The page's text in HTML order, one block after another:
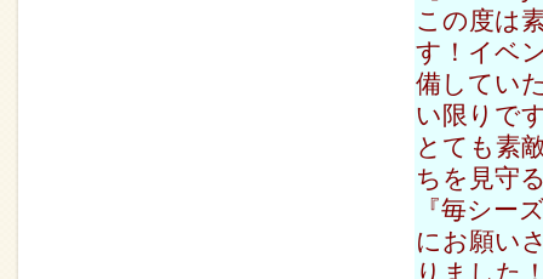
この度は
す！イベ
備してい
い限りで
とても素
ちを見守
『毎シー
にお願い
りました